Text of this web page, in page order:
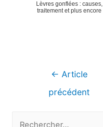
Lèvres gonflées : causes,
traitement et plus encore
Navigation
← Article
précédent